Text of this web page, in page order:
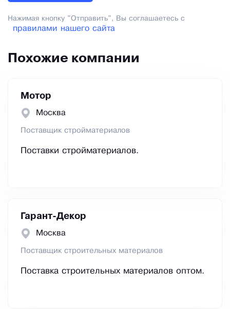
Нажимая кнопку "Отправить", Вы соглашаетесь с
правилами нашего сайта
Похожие компании
Мотор
Москва
Поставщик стройматериалов
Поставки стройматериалов.
Гарант-Декор
Москва
Поставщик строительных материалов
Поставка строительных материалов оптом.